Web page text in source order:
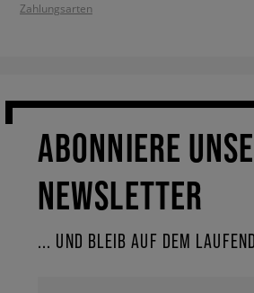
Zahlungsarten
ABONNIERE
NEWSLETTER
... UND BLEIB AUF DEM